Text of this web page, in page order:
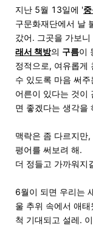
지난 5월 13일에 '
구문화재단에서 날
갔어. 그곳을 가보
래서 책방의 구름이
정적으로, 여유롭게
수 있도록 마음 써
어른이 있다는 것이
면 좋겠다는 생각을
맥락은 좀 다르지만
평어를 써보려 해.
더 정들고 가까워지
6월이 되면 우리는
울 추위 속에서 애
척 기대되고 설레.